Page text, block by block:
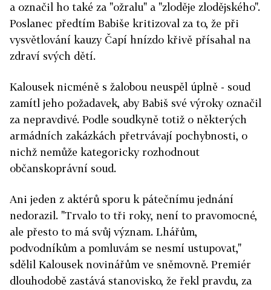
a označil ho také za "ožralu" a "zloděje zlodějského".
Poslanec předtím Babiše kritizoval za to, že při
vysvětlování kauzy Čapí hnízdo křivě přísahal na
zdraví svých dětí.
Kalousek nicméně s žalobou neuspěl úplně - soud
zamítl jeho požadavek, aby Babiš své výroky označil
za nepravdivé. Podle soudkyně totiž o některých
armádních zakázkách přetrvávají pochybnosti, o
nichž nemůže kategoricky rozhodnout
občanskoprávní soud.
Ani jeden z aktérů sporu k pátečnímu jednání
nedorazil. "Trvalo to tři roky, není to pravomocné,
ale přesto to má svůj význam. Lhářům,
podvodníkům a pomluvám se nesmí ustupovat,"
sdělil Kalousek novinářům ve sněmovně. Premiér
dlouhodobě zastává stanovisko, že řekl pravdu, za